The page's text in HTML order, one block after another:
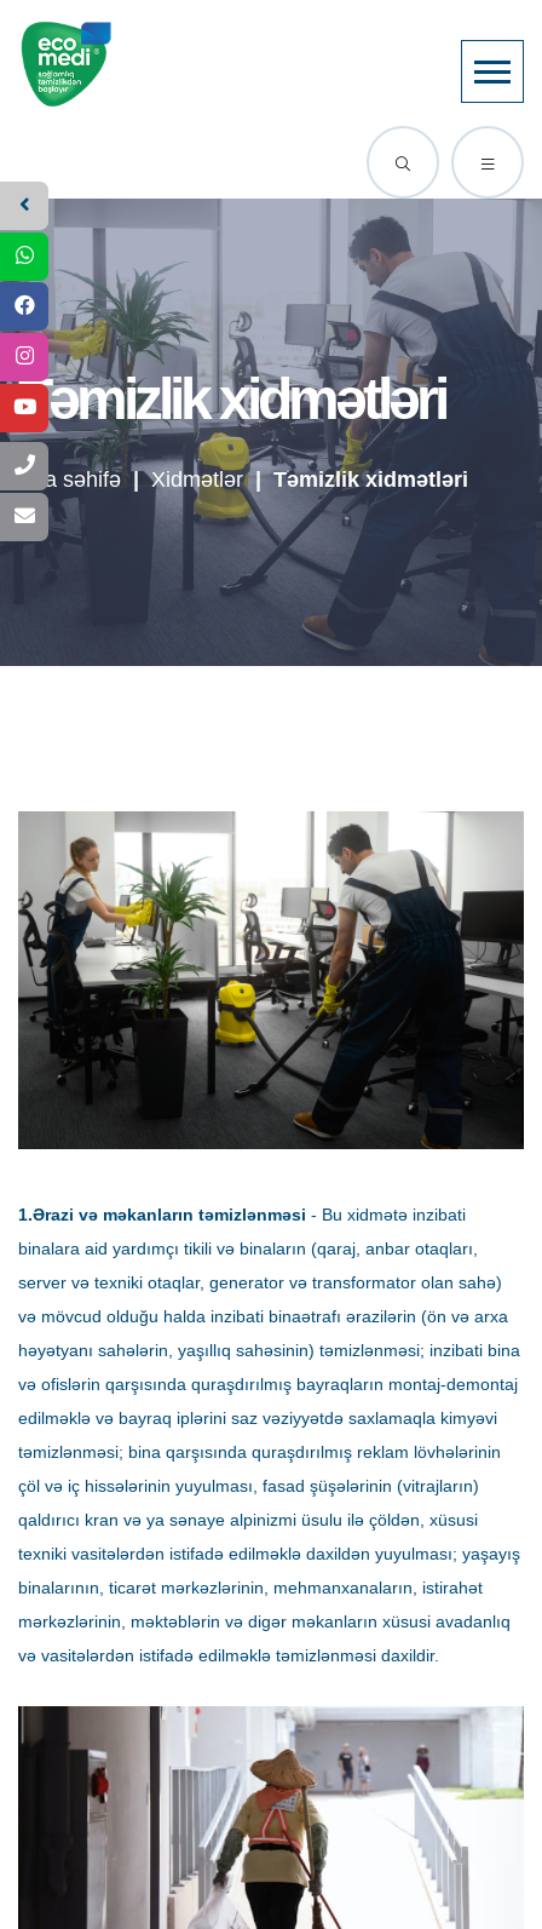
Təmizlik xidmətləri
Ana səhifə Xidmətlər Təmizlik xidmətləri
1.Ərazi və məkanların təmizlənməsi - Bu xidmətə inzibati
binalara aid yardımçı tikili və binaların (qaraj, anbar otaqları,
server və texniki otaqlar, generator və transformator olan sahə)
və mövcud olduğu halda inzibati binaətrafı ərazilərin (ön və arxa
həyətyanı sahələrin, yaşıllıq sahəsinin) təmizlənməsi; inzibati bina
və ofislərin qarşısında quraşdırılmış bayraqların montaj-demontaj
edilməklə və bayraq iplərini saz vəziyyətdə saxlamaqla kimyəvi
təmizlənməsi; bina qarşısında quraşdırılmış reklam lövhələrinin
çöl və iç hissələrinin yuyulması, fasad şüşələrinin (vitrajların)
qaldırıcı kran və ya sənaye alpinizmi üsulu ilə çöldən, xüsusi
texniki vasitələrdən istifadə edilməklə daxildən yuyulması; yaşayış
binalarının, ticarət mərkəzlərinin, mehmanxanaların, istirahət
mərkəzlərinin, məktəblərin və digər məkanların xüsusi avadanlıq
və vasitələrdən istifadə edilməklə təmizlənməsi daxildir.